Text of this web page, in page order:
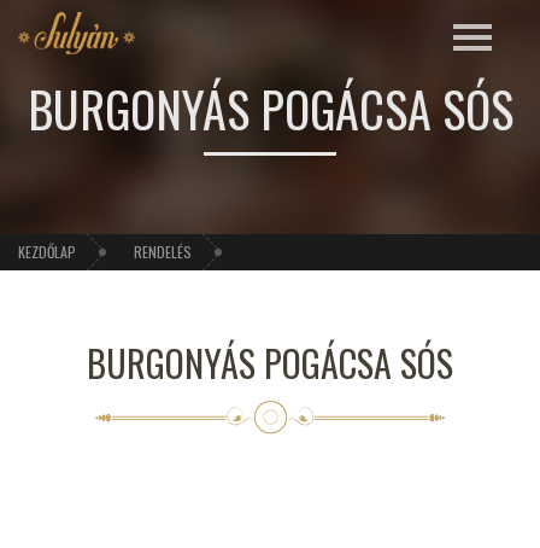
BURGONYÁS POGÁCSA SÓS
KEZDŐLAP RENDELÉS
BURGONYÁS POGÁCSA SÓS